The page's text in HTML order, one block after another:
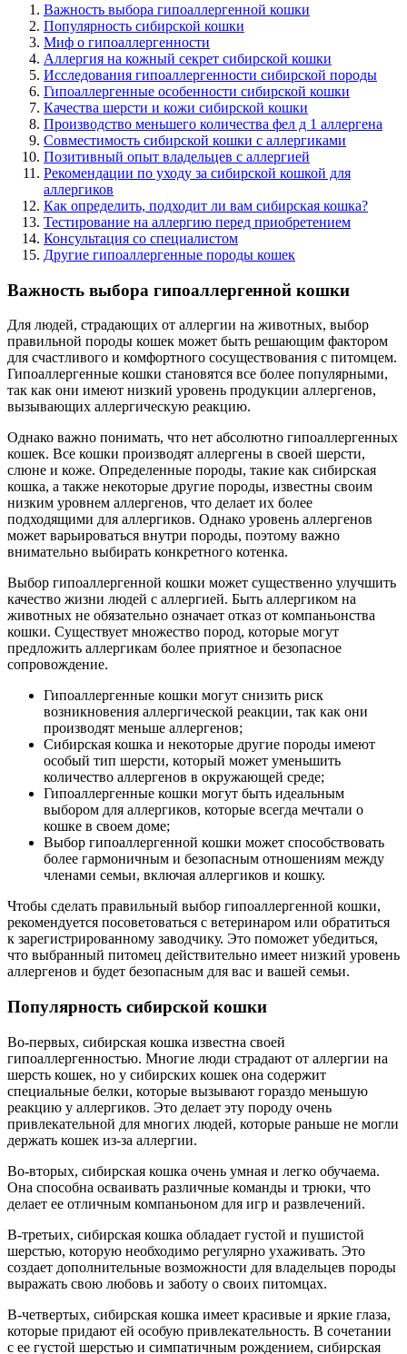
Важность выбора гипоаллергенной кошки
Популярность сибирской кошки
Миф о гипоаллергенности
Аллергия на кожный секрет сибирской кошки
Исследования гипоаллергенности сибирской породы
Гипоаллергенные особенности сибирской кошки
Качества шерсти и кожи сибирской кошки
Производство меньшего количества фел д 1 аллергена
Совместимость сибирской кошки с аллергиками
Позитивный опыт владельцев с аллергией
Рекомендации по уходу за сибирской кошкой для
аллергиков
Как определить, подходит ли вам сибирская кошка?
Тестирование на аллергию перед приобретением
Консультация со специалистом
Другие гипоаллергенные породы кошек
Важность выбора гипоаллергенной кошки
Для людей, страдающих от аллергии на животных, выбор
правильной породы кошек может быть решающим фактором
для счастливого и комфортного сосуществования с питомцем.
Гипоаллергенные кошки становятся все более популярными,
так как они имеют низкий уровень продукции аллергенов,
вызывающих аллергическую реакцию.
Однако важно понимать, что нет абсолютно гипоаллергенных
кошек. Все кошки производят аллергены в своей шерсти,
слюне и коже. Определенные породы, такие как сибирская
кошка, а также некоторые другие породы, известны своим
низким уровнем аллергенов, что делает их более
подходящими для аллергиков. Однако уровень аллергенов
может варьироваться внутри породы, поэтому важно
внимательно выбирать конкретного котенка.
Выбор гипоаллергенной кошки может существенно улучшить
качество жизни людей с аллергией. Быть аллергиком на
животных не обязательно означает отказ от компаньонства
кошки. Существует множество пород, которые могут
предложить аллергикам более приятное и безопасное
сопровождение.
Гипоаллергенные кошки могут снизить риск
возникновения аллергической реакции, так как они
производят меньше аллергенов;
Сибирская кошка и некоторые другие породы имеют
особый тип шерсти, который может уменьшить
количество аллергенов в окружающей среде;
Гипоаллергенные кошки могут быть идеальным
выбором для аллергиков, которые всегда мечтали о
кошке в своем доме;
Выбор гипоаллергенной кошки может способствовать
более гармоничным и безопасным отношениям между
членами семьи, включая аллергиков и кошку.
Чтобы сделать правильный выбор гипоаллергенной кошки,
рекомендуется посоветоваться с ветеринаром или обратиться
к зарегистрированному заводчику. Это поможет убедиться,
что выбранный питомец действительно имеет низкий уровень
аллергенов и будет безопасным для вас и вашей семьи.
Популярность сибирской кошки
Во-первых, сибирская кошка известна своей
гипоаллергенностью. Многие люди страдают от аллергии на
шерсть кошек, но у сибирских кошек она содержит
специальные белки, которые вызывают гораздо меньшую
реакцию у аллергиков. Это делает эту породу очень
привлекательной для многих людей, которые раньше не могли
держать кошек из-за аллергии.
Во-вторых, сибирская кошка очень умная и легко обучаема.
Она способна осваивать различные команды и трюки, что
делает ее отличным компаньоном для игр и развлечений.
В-третьих, сибирская кошка обладает густой и пушистой
шерстью, которую необходимо регулярно ухаживать. Это
создает дополнительные возможности для владельцев породы
выражать свою любовь и заботу о своих питомцах.
В-четвертых, сибирская кошка имеет красивые и яркие глаза,
которые придают ей особую привлекательность. В сочетании
с ее густой шерстью и симпатичным рождением, сибирская